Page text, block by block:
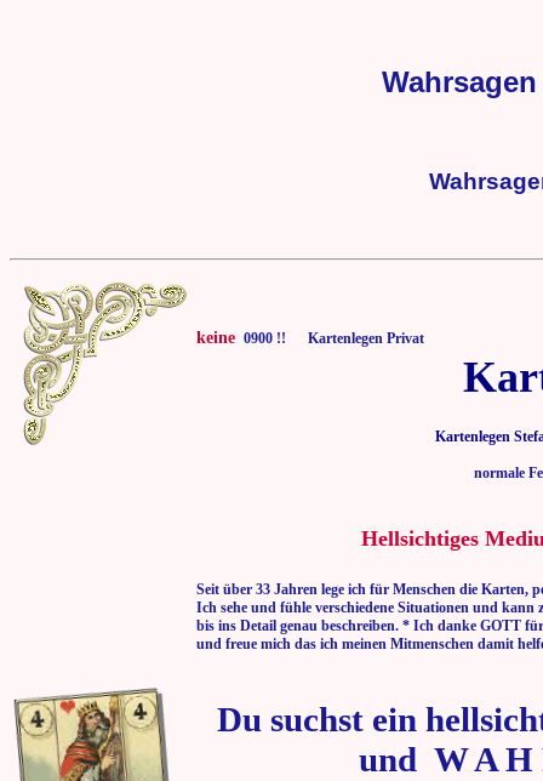
keine 0900 !! Kartenlegen Privat
Kartenlegen
normale
Hellsichtiges
Seit über 33 Jahren lege ich für Menschen die Karten,
Ich sehe und fühle verschiedene Situationen und kann
bis ins Detail genau beschreiben. * Ich danke GOTT
und freue mich das ich meinen Mitmenschen damit
Du suchst ein
und W A H